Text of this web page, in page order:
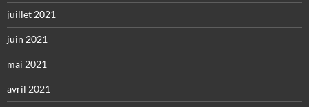
juillet 2021
juin 2021
mai 2021
avril 2021